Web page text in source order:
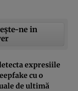
ne in
expresiile
cu o
de ultimă